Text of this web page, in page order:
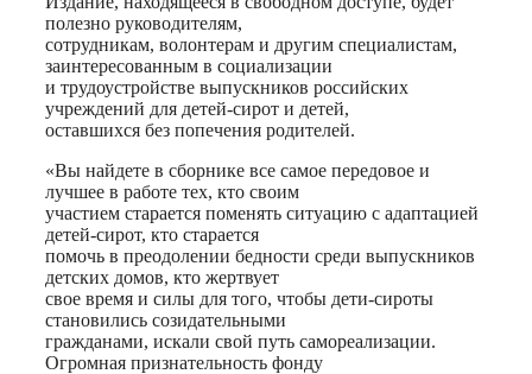
полезно руководителям,
сотрудникам, волонтерам и другим специалистам,
заинтересованным в социализации
и трудоустройстве выпускников российских
учреждений для детей-сирот и детей,
оставшихся без попечения родителей.
«Вы найдете в сборнике все самое передовое и
лучшее в работе тех, кто своим
участием старается поменять ситуацию с адаптацией
детей-сирот, кто старается
помочь в преодолении бедности среди выпускников
детских домов, кто жертвует
свое время и силы для того, чтобы дети-сироты
становились созидательными
гражданами, искали свой путь самореализации.
Огромная признательность фонду